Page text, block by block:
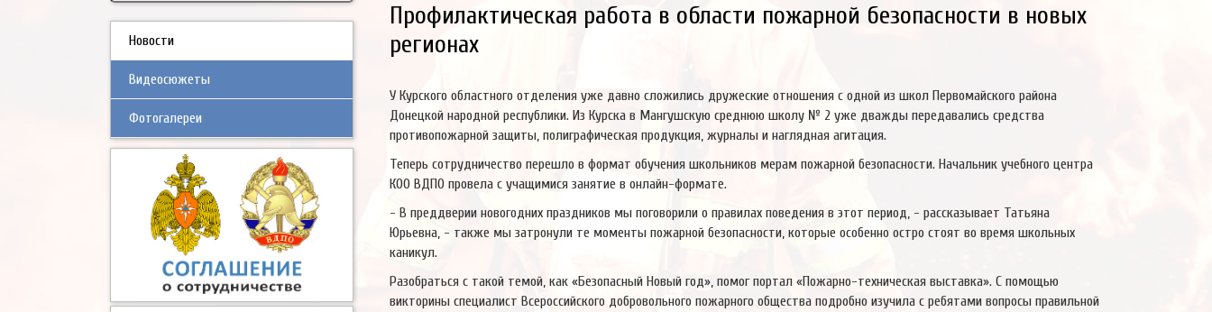
Новости
Видеосюжеты
Фотогалереи
Профилактическая работа в области пожарной безопасности в новых
регионах
У Курского областного отделения уже давно сложились дружеские отношения с одной из школ Первомайского района
Донецкой народной республики. Из Курска в Мангушскую среднюю школу № 2 уже дважды передавались средства
противопожарной защиты, полиграфическая продукция, журналы и наглядная агитация.
Теперь сотрудничество перешло в формат обучения школьников мерам пожарной безопасности. Начальник учебного центра
КОО ВДПО провела с учащимися занятие в онлайн-формате.
- В преддверии новогодних праздников мы поговорили о правилах поведения в этот период, - рассказывает Татьяна
Юрьевна, - также мы затронули те моменты пожарной безопасности, которые особенно остро стоят во время школьных
каникул.
Разобраться с такой темой, как «Безопасный Новый год», помог портал «Пожарно-техническая выставка». С помощью
викторины специалист Всероссийского добровольного пожарного общества подробно изучила с ребятами вопросы правильной